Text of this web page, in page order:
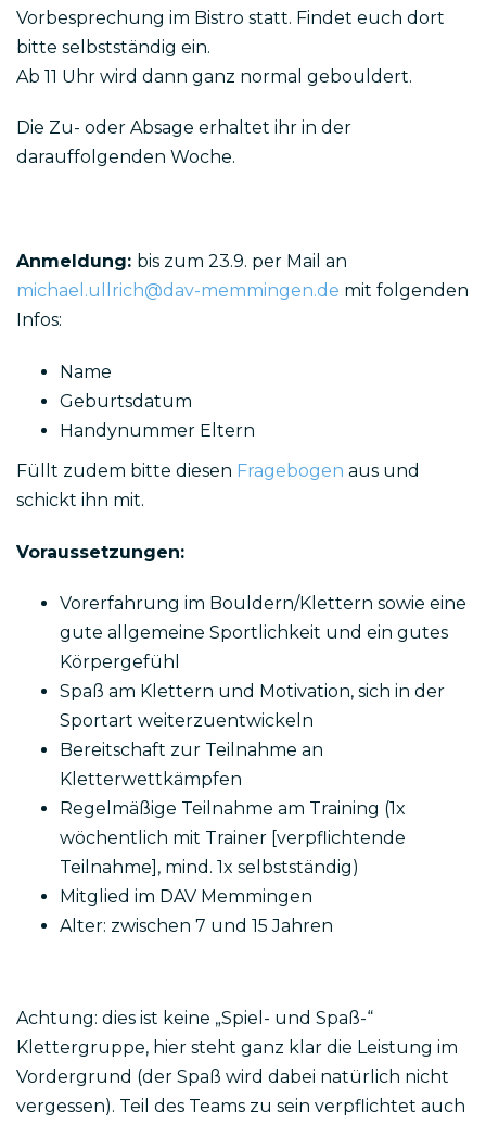
Vorbesprechung im Bistro statt. Findet euch dort
bitte selbstständig ein.
Ab 11 Uhr wird dann ganz normal gebouldert.
Die Zu- oder Absage erhaltet ihr in der
darauffolgenden Woche.
Anmeldung: bis zum 23.9. per Mail an
michael.ullrich@dav-memmingen.de mit folgenden
Infos:
Name
Geburtsdatum
Handynummer Eltern
Füllt zudem bitte diesen Fragebogen aus und
schickt ihn mit.
Voraussetzungen:
Vorerfahrung im Bouldern/Klettern sowie eine
gute allgemeine Sportlichkeit und ein gutes
Körpergefühl
Spaß am Klettern und Motivation, sich in der
Sportart weiterzuentwickeln
Bereitschaft zur Teilnahme an
Kletterwettkämpfen
Regelmäßige Teilnahme am Training (1x
wöchentlich mit Trainer [verpflichtende
Teilnahme], mind. 1x selbstständig)
Mitglied im DAV Memmingen
Alter: zwischen 7 und 15 Jahren
Achtung: dies ist keine „Spiel- und Spaß-“
Klettergruppe, hier steht ganz klar die Leistung im
Vordergrund (der Spaß wird dabei natürlich nicht
vergessen). Teil des Teams zu sein verpflichtet auch